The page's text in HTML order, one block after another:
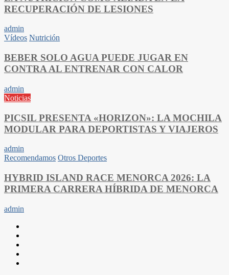
RECUPERACIÓN DE LESIONES
admin
Vídeos Nutrición
BEBER SOLO AGUA PUEDE JUGAR EN
CONTRA AL ENTRENAR CON CALOR
admin
Noticias
PICSIL PRESENTA «HORIZON»: LA MOCHILA
MODULAR PARA DEPORTISTAS Y VIAJEROS
admin
Recomendamos Otros Deportes
HYBRID ISLAND RACE MENORCA 2026: LA
PRIMERA CARRERA HÍBRIDA DE MENORCA
admin